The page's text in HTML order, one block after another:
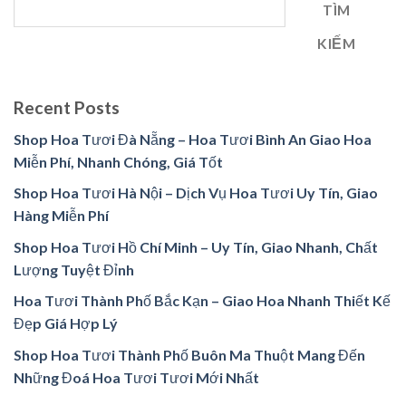
TÌM
KIẾM
Recent Posts
Shop Hoa Tươi Đà Nẵng – Hoa Tươi Bình An Giao Hoa
Miễn Phí, Nhanh Chóng, Giá Tốt
Shop Hoa Tươi Hà Nội – Dịch Vụ Hoa Tươi Uy Tín, Giao
Hàng Miễn Phí
Shop Hoa Tươi Hồ Chí Minh – Uy Tín, Giao Nhanh, Chất
Lượng Tuyệt Đỉnh
Hoa Tươi Thành Phố Bắc Kạn – Giao Hoa Nhanh Thiết Kế
Đẹp Giá Hợp Lý
Shop Hoa Tươi Thành Phố Buôn Ma Thuột Mang Đến
Những Đoá Hoa Tươi Tươi Mới Nhất